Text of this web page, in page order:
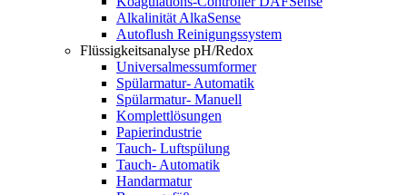
Alkalinität AlkaSense
Autoflush Reinigungssystem
Flüssigkeitsanalyse pH/Redox
Universalmessumformer
Spülarmatur- Automatik
Spülarmatur- Manuell
Komplettlösungen
Papierindustrie
Tauch- Luftspülung
Tauch- Automatik
Handarmatur